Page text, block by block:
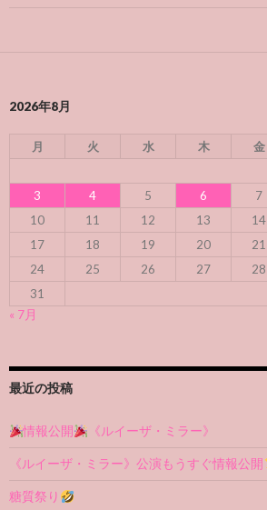
2026年8月
月 火 水 木 金
3
4 5 6 7
10
11 12 13 14
17
18 19 20 21
24
25 26 27 28
31
« 7月
最近の投稿
情報公開 《ルイーザ・ミラー》
《ルイーザ・ミラー》公演もうすぐ情報公開
糖質祭り